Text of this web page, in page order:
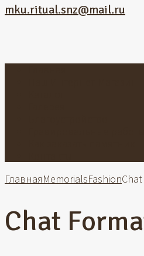
mku.ritual.snz@mail.ru
ГлавнаяMemorialsFashion
Chat